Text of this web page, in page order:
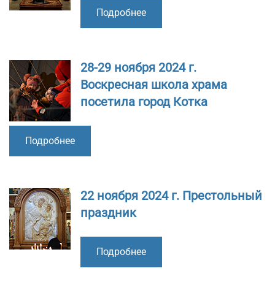
Подробнее
28-29 ноября 2024 г.
Воскресная школа храма
посетила город Котка
Подробнее
22 ноября 2024 г. Престольный
праздник
Подробнее